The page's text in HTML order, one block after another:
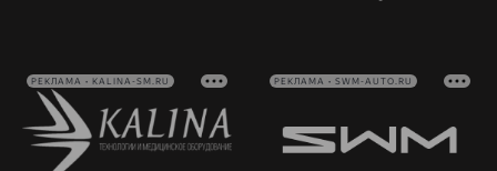
РЕКЛАМА • KALINA-SM.RU РЕКЛАМА • SWM-AUTO.RU